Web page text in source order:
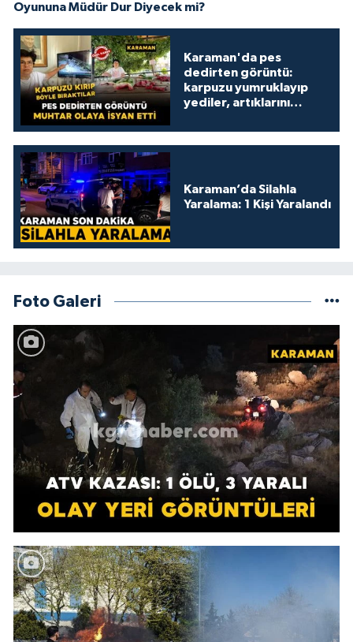
Oyununa Müdür Dur Diyecek mi?
Karaman'da pes
dedirten görüntü:
karpuzu yumruklayıp
yediler, artıklarını
Karaman’da Silahla
Yaralama: 1 Kişi Yaralandı
Foto Galeri